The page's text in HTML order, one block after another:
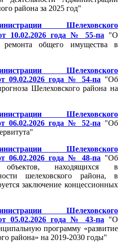
района за 2025 год"
Шелеховского
10.02.2026 года № 55-па
"О
ремонта общего имущества в
Шелеховского
09.02.2026 года № 54-па "Об
Шелеховского района на
Шелеховского
06.02.2026 года № 52-па "Об
Шелеховского
06.02.2026 года № 48-па "Об
объектов, находящихся в
шелеховского района, в
заключение концессионных
Шелеховского
05.02.2026 года № 43-па
"О
программу «развитие
района» на 2019-2030 годы"